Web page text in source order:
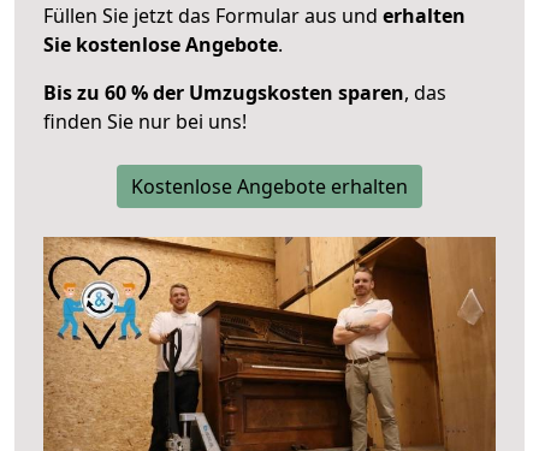
Füllen Sie jetzt das Formular aus und erhalten
Sie kostenlose Angebote.
Bis zu 60 % der Umzugskosten sparen, das
finden Sie nur bei uns!
Kostenlose Angebote erhalten